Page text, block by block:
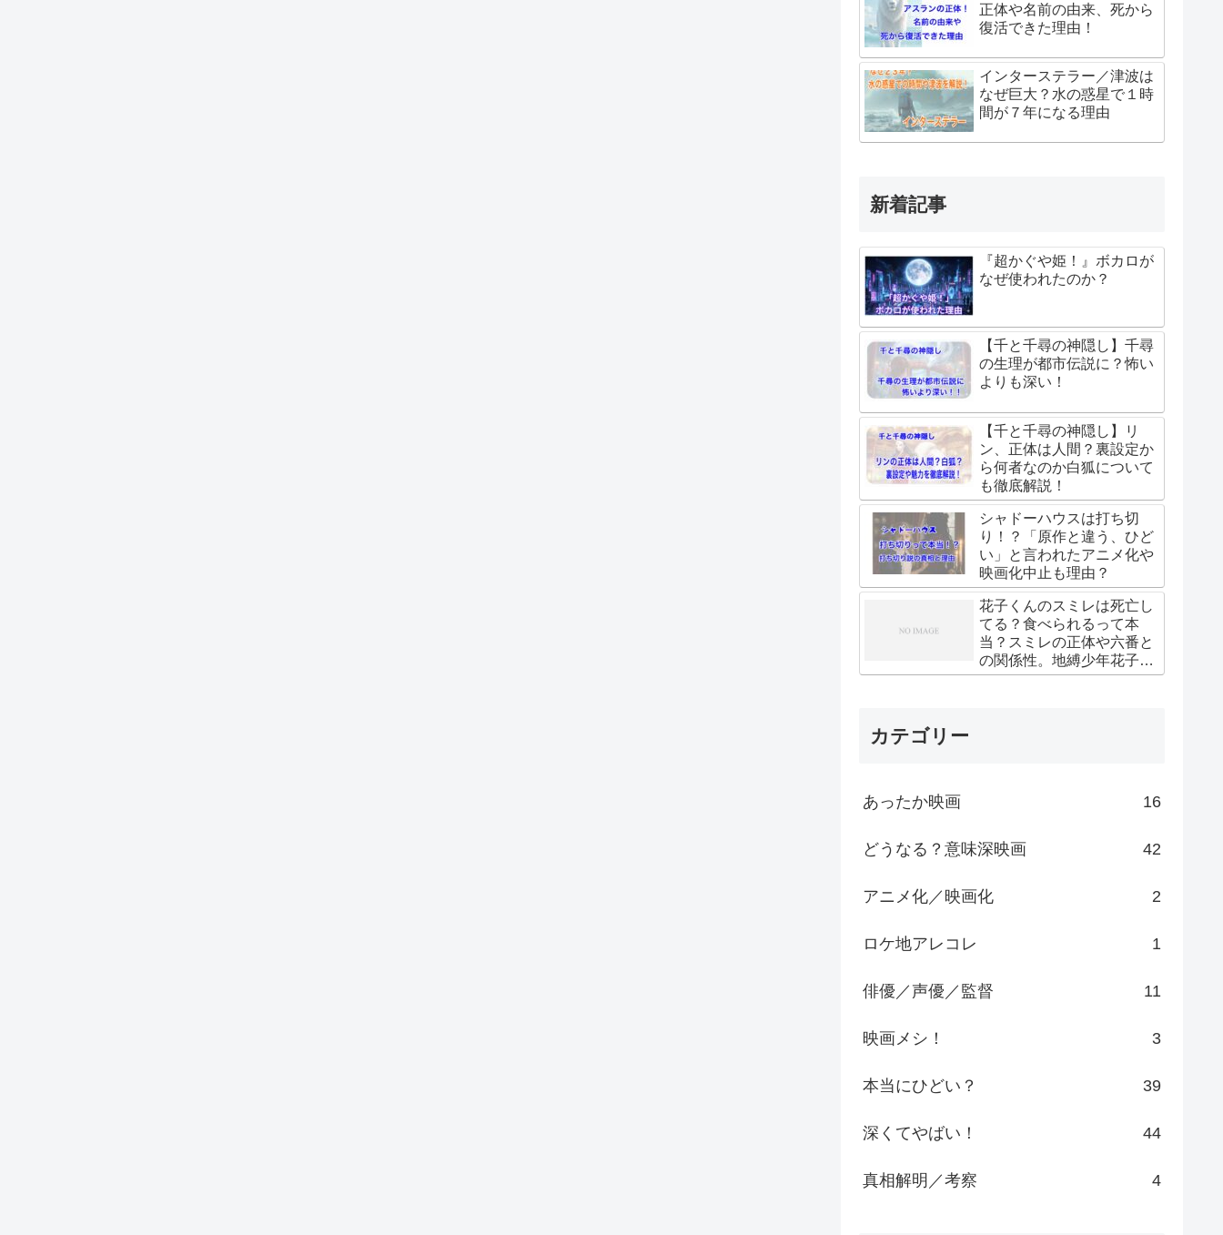
正体や名前の由来、死から
復活できた理由！
インターステラー／津波は
なぜ巨大？水の惑星で１時
間が７年になる理由
新着記事
『超かぐや姫！』ボカロが
なぜ使われたのか？
【千と千尋の神隠し】千尋
の生理が都市伝説に？怖い
よりも深い！
【千と千尋の神隠し】リ
ン、正体は人間？裏設定か
ら何者なのか白狐について
も徹底解説！
シャドーハウスは打ち切
り！？「原作と違う、ひど
い」と言われたアニメ化や
映画化中止も理由？
花子くんのスミレは死亡し
てる？食べられるって本
当？スミレの正体や六番と
の関係性。地縛少年花子く
ん
カテゴリー
あったか映画 16
どうなる？意味深映画 42
アニメ化／映画化 2
ロケ地アレコレ 1
俳優／声優／監督 11
映画メシ！ 3
本当にひどい？ 39
深くてやばい！ 44
真相解明／考察 4